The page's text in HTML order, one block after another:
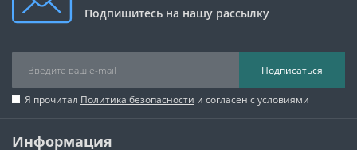
Подпишитесь на нашу рассылку
Подписаться
Я прочитал Политика безопасности и согласен с условиями
Информация